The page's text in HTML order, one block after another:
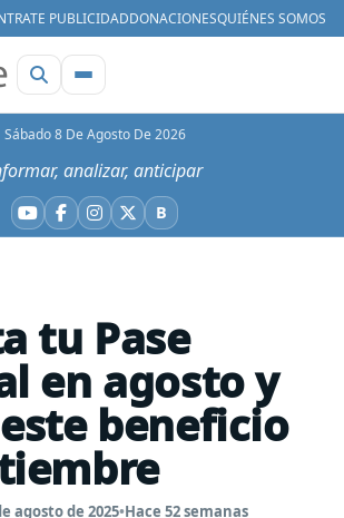
PUBLICIDADDONACIONESQUIÉNES SOMOS
Sábado 8 De Agosto De 2026
analizar, anticipar
YouTube
Facebook
Instagram
X BBluesky
tu Pase
en agosto y
beneficio
agosto de 2025•Hace 52 semanas